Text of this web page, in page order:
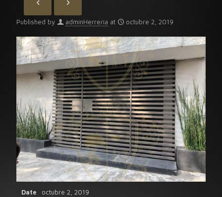
Published by adminHerreria at octubre 2, 2019
Date octubre 2, 2019